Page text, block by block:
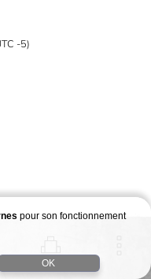
-5)
Stages
pour son fonctionnement
OK